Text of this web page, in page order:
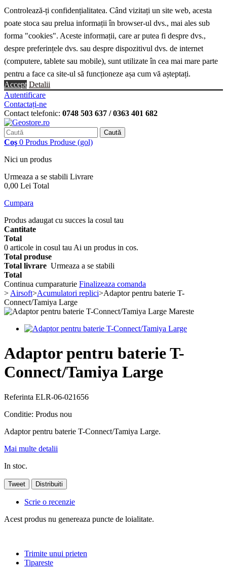
Controlează-ți confidențialitatea. Când vizitați un site web, acesta
poate stoca sau prelua informații în browser-ul dvs., mai ales sub
forma "cookies". Aceste informații, care ar putea fi despre dvs.,
despre preferințele dvs. sau despre dispozitivul dvs. de internet
(computere, tablete sau mobile), sunt utilizate în cea mai mare parte
pentru a face ca site-ul să funcționeze așa cum vă așteptați.
Accept Detalii
Autentificare
Contactați-ne
Contact telefonic: 0748 503 637 / 0363 401 682
Caută
Coş 0 Produs Produse (gol)
Nici un produs
Urmeaza a se stabili Livrare
0,00 Lei Total
Cumpara
Produs adaugat cu succes la cosul tau
Cantitate
Total
0 articole in cosul tau Ai un produs in cos.
Total produse
Total livrare Urmeaza a se stabili
Total
Continua cumparaturie Finalizeaza comanda
> Airsoft>Acumulatori replici>Adaptor pentru baterie T-
Connect/Tamiya Large
Mareste
Adaptor pentru baterie T-
Connect/Tamiya Large
Referinta ELR-06-021656
Conditie: Produs nou
Adaptor pentru baterie T-Connect/Tamiya Large.
Mai multe detalii
In stoc.
Tweet Distribuiti
Scrie o recenzie
Acest produs nu genereaza puncte de loialitate.
Trimite unui prieten
Tipareste